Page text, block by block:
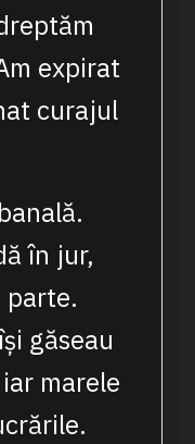
expirat
curajul
în jur,
parte.
găseau
marele